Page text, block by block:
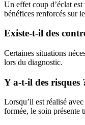
Un effet coup d’éclat
bénéfices renforcés sur
Existe-t-il des
Certaines situations
lors du diagnostic.
Y a-t-il des risques
Lorsqu’il est réalisé
formée, le soin présente